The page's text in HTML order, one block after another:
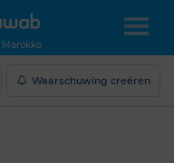
Marokko
Waarschuwing creëren